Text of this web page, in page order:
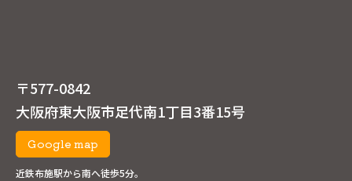
〒577-0842
大阪府東大阪市足代南1丁目3番15号
Google map
近鉄布施駅から南へ徒歩5分。